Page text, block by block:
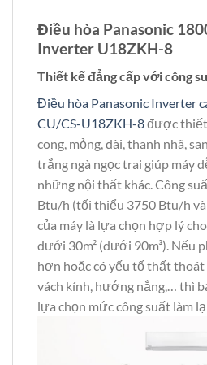
Điều hòa Panasonic
Inverter U18ZKH-8
Thiết kế đẳng cấp với công
Điều hòa Panasonic Inverter
CU/CS-U18ZKH-8được
cong, mỏng, dài, thanh nhã,
trắng ngà ngọc trai giúp máy
những nội thất khác. Công
Btu/h (tối thiểu 3750 Btu/h
của máy là lựa chọn hợp lý
dưới 30m² (dưới 90m³). Nếu
hơn hoặc có yếu tố thất
vách kính, hướng nắng,… thì
lựa chọn mức công suất làm